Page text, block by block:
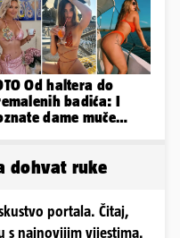
Od haltera do
badića: I
dame muče
dohvat ruke
portala. Čitaj,
s najnovijim vijestima.